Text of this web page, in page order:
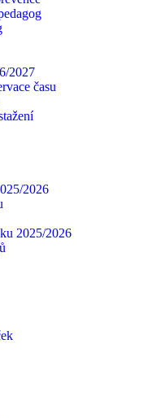
2027
času
2026
2025/2026